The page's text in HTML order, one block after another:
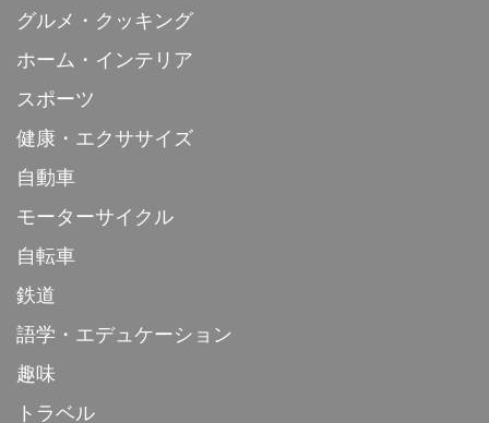
グルメ・クッキング
ホーム・インテリア
スポーツ
健康・エクササイズ
自動車
モーターサイクル
自転車
鉄道
語学・エデュケーション
趣味
トラベル